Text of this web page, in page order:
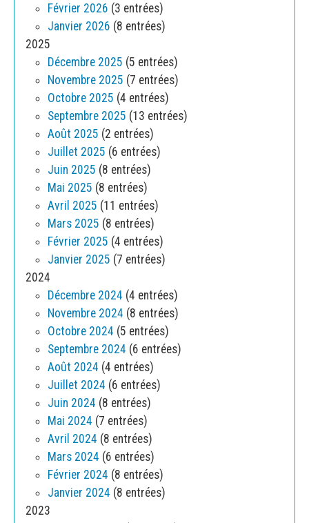
Février 2026 (3 entrées)
Janvier 2026 (8 entrées)
2025
Décembre 2025 (5 entrées)
Novembre 2025 (7 entrées)
Octobre 2025 (4 entrées)
Septembre 2025 (13 entrées)
Août 2025 (2 entrées)
Juillet 2025 (6 entrées)
Juin 2025 (8 entrées)
Mai 2025 (8 entrées)
Avril 2025 (11 entrées)
Mars 2025 (8 entrées)
Février 2025 (4 entrées)
Janvier 2025 (7 entrées)
2024
Décembre 2024 (4 entrées)
Novembre 2024 (8 entrées)
Octobre 2024 (5 entrées)
Septembre 2024 (6 entrées)
Août 2024 (4 entrées)
Juillet 2024 (6 entrées)
Juin 2024 (8 entrées)
Mai 2024 (7 entrées)
Avril 2024 (8 entrées)
Mars 2024 (6 entrées)
Février 2024 (8 entrées)
Janvier 2024 (8 entrées)
2023